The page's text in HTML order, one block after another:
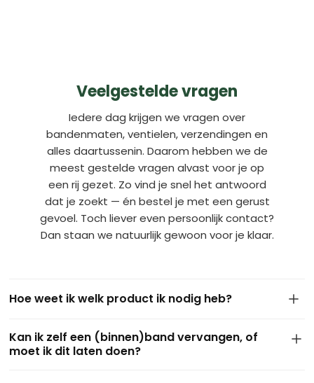
Veelgestelde vragen
Iedere dag krijgen we vragen over
bandenmaten, ventielen, verzendingen en
alles daartussenin. Daarom hebben we de
meest gestelde vragen alvast voor je op
een rij gezet. Zo vind je snel het antwoord
dat je zoekt — én bestel je met een gerust
gevoel. Toch liever even persoonlijk contact?
Dan staan we natuurlijk gewoon voor je klaar.
Hoe weet ik welk product ik nodig heb?
huidige buitenband. Dit ziet er bijvoorbeeld zo uit: 4.10/3.50-
4 of 3.50-8. Gebruik deze maat om via onze filters het juiste
Kan ik zelf een (binnen)band vervangen, of
moet ik dit laten doen?